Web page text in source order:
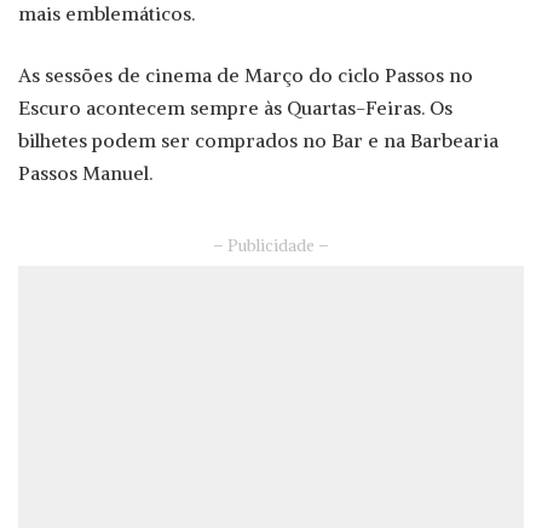
mais emblemáticos.
As sessões de cinema de Março do ciclo Passos no
Escuro acontecem sempre às Quartas-Feiras. Os
bilhetes podem ser comprados no Bar e na Barbearia
Passos Manuel.
– Publicidade –